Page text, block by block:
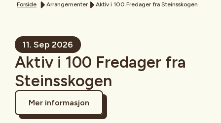
Forside Arrangementer Aktiv i 100 Fredager fra Steinsskogen
11. Sep 2026
Aktiv i 100 Fredager fra
Steinsskogen
Mer informasjon